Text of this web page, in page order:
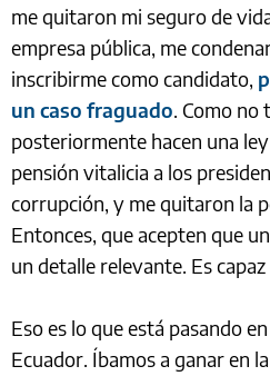
me quitaron mi seguro de
empresa pública, me
inscribirme como candidato,
un caso fraguado. Como no
posteriormente hacen una
pensión vitalicia a los
corrupción, y me quitaron la
Entonces, que acepten que
un detalle relevante. Es
Eso es lo que está pasando
Ecuador. Íbamos a ganar en